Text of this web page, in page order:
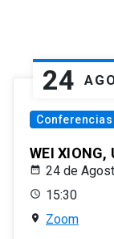
24
Conferencias
WEI
24 de
15:30
Zoom